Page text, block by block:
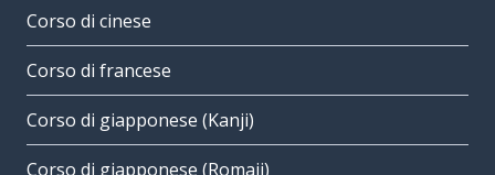
Corso di cinese
Corso di francese
Corso di giapponese (Kanji)
Corso di giapponese (Romaji)